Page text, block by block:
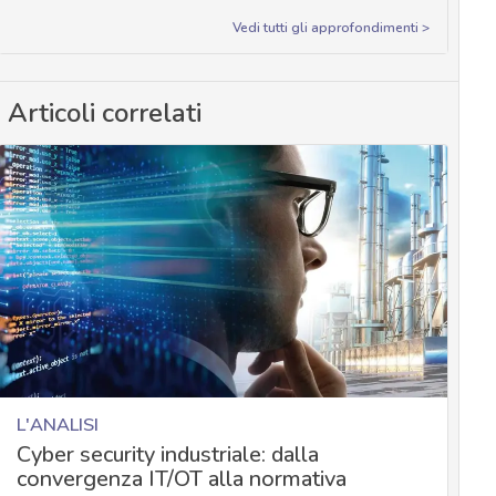
Vedi tutti gli approfondimenti >
Articoli correlati
L'ANALISI
Cyber security industriale: dalla
convergenza IT/OT alla normativa